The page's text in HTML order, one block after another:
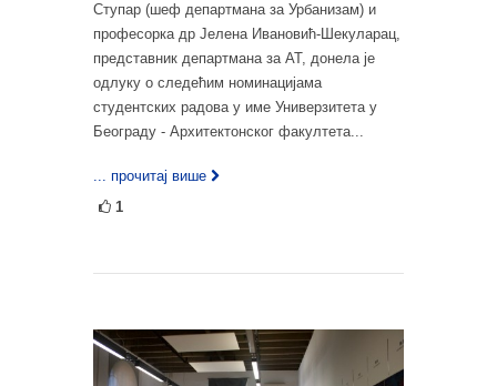
Ступар (шеф департмана за Урбанизам) и
професорка др Јелена Ивановић-Шекуларац,
представник департмана за АТ, донела је
одлуку о следећим номинацијама
студентских радова у име Универзитета у
Београду - Архитектонског факултета...
... прочитај више
1